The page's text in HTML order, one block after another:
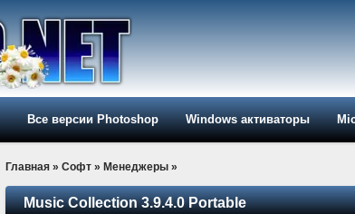
Все версии Photoshop Windows активаторы
Главная » Софт » Менеджеры »
Music Collection 3.9.4.0 Portable